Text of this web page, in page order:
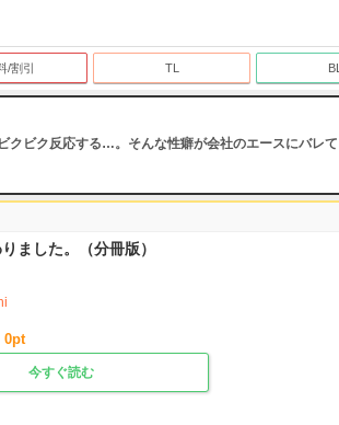
/割引 TL BL
クビク反応する…。そんな性癖が会社のエースにバレ
ました。（分冊版）
0pt
今すぐ読む